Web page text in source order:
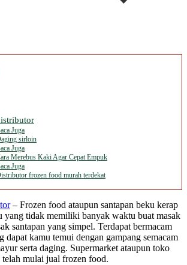
Juga
sirloin
Juga
Merebus Kaki Agar Cepat Empuk
Juga
frozen food murah terdekat
– Frozen food ataupun santapan beku kerap
yang tidak memiliki banyak waktu buat masak
santapan yang simpel. Terdapat bermacam
dapat kamu temui dengan gampang semacam
serta daging. Supermarket ataupun toko
mulai jual frozen food.